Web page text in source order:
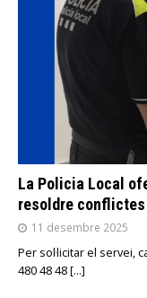
La Policia Local
resoldre
11 desembre 2025
Per sol·licitar el servei,
480 48 48[…]